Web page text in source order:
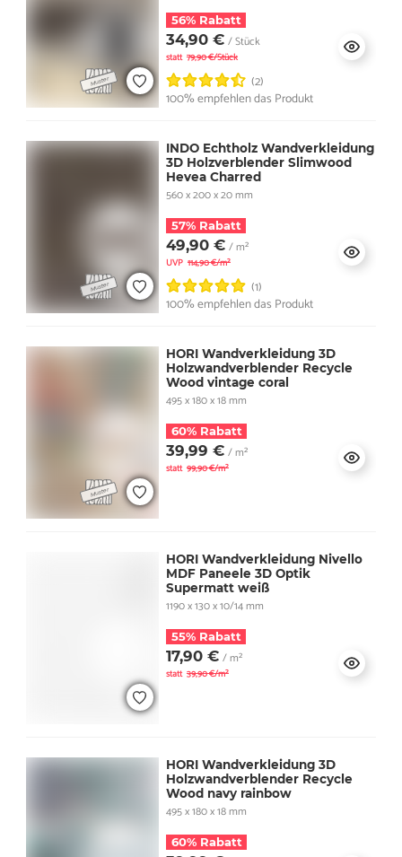
56% Rabatt
34,90 € / Stück
statt 79,90 €/Stück
(2)
100% empfehlen das Produkt
INDO Echtholz Wandverkleidung
3D Holzverblender Slimwood
Hevea Charred
560 x 200 x 20 mm
57% Rabatt
49,90 € / m²
UVP 114,90 €/m²
(1)
100% empfehlen das Produkt
HORI Wandverkleidung 3D
Holzwandverblender Recycle
Wood vintage coral
495 x 180 x 18 mm
60% Rabatt
39,99 € / m²
statt 99,90 €/m²
HORI Wandverkleidung Nivello
MDF Paneele 3D Optik
Supermatt weiß
1190 x 130 x 10/14 mm
55% Rabatt
17,90 € / m²
statt 39,90 €/m²
HORI Wandverkleidung 3D
Holzwandverblender Recycle
Wood navy rainbow
495 x 180 x 18 mm
60% Rabatt